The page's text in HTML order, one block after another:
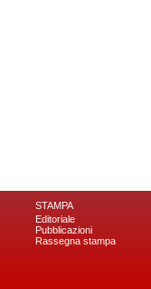
STAMPA
Editoriale
Pubblicazioni
Rassegna stampa